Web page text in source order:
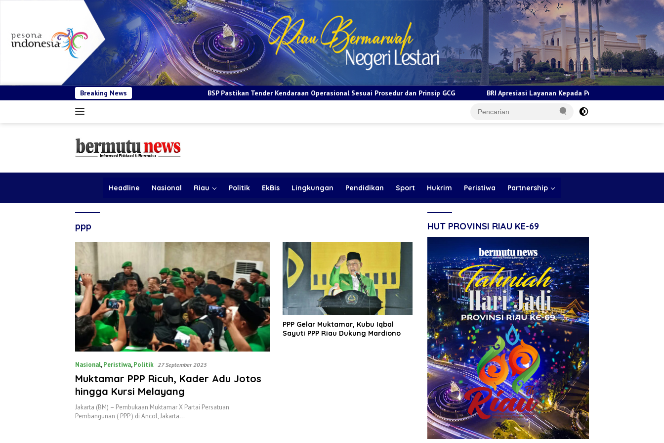
Breaking News BSP Pastikan Tender Kendaraan Operasional Sesuai Prosedur dan Prinsip GCG BRI Apresiasi Layanan Kepada Pensiunan Jadi Bukti Komitmen Tingkatkan
Headline Nasional Riau Politik EkBis Lingkungan Pendidikan Sport Hukrim Peristiwa Partnership
ppp
Nasional,Peristiwa,Politik 27 September 2025
Muktamar PPP Ricuh, Kader Adu Jotos
hingga Kursi Melayang
Jakarta (BM) – Pembukaan Muktamar X Partai Persatuan
Pembangunan ( PPP ) di Ancol, Jakarta…
PPP Gelar Muktamar, Kubu Iqbal
Sayuti PPP Riau Dukung Mardiono
HUT PROVINSI RIAU KE-69